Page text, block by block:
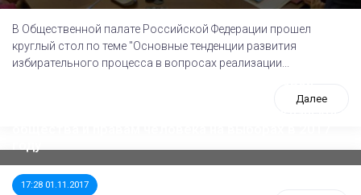
В Общественной палате Российской Федерации прошел
круглый стол по теме "Основные тенденции развития
избирательного процесса в вопросах реализации...
Далее
17:28 01.11.2017